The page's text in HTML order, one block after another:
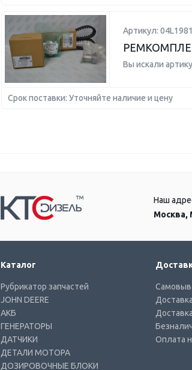
Артикул:
Вы искали
Срок поставки: Уточняйте наличие и цену
Наш
Москва,
Каталог
Рубрикатор запчастей
JOHN DEERE
АКБ
ГЕНЕРАТОРЫ
ДАТЧИКИ
ДЕТАЛИ МОТОРА
ДОЗИРОВОЧНЫЕ БЛОКИ
Оплата